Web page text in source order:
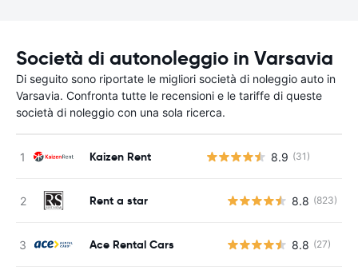
Società di autonoleggio in Varsavia
Di seguito sono riportate le migliori società di noleggio auto in
Varsavia. Confronta tutte le recensioni e le tariffe di queste
società di noleggio con una sola ricerca.
Kaizen Rent 8.9 (31)
Rent a star 8.8 (823)
Ace Rental Cars 8.8 (27)